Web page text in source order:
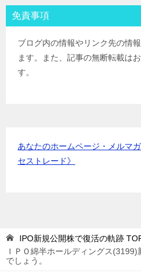
岡三証券IPOﾙｰﾙ
ＧＭＯクリック証券
アイザワ証券IPOﾙｰﾙ
むさし証券
IPOﾙｰﾙ
マネックス証券
免責事項
ブログ内の情報やリンク先の情
ます。また、記事の無断転載は
す。
あなたのホームページ・メルマ
セストレード》
IPO新規公開株で復活の軌跡
ＩＰＯ綿半ホールディングス(3199)
でしょう。